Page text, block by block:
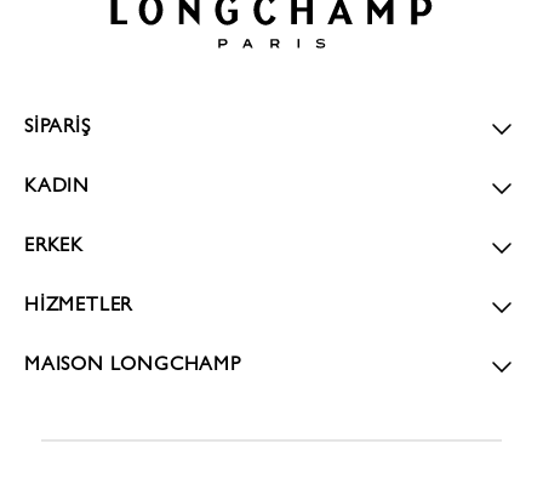
SİPARİŞ
KADIN
ERKEK
HİZMETLER
MAISON LONGCHAMP